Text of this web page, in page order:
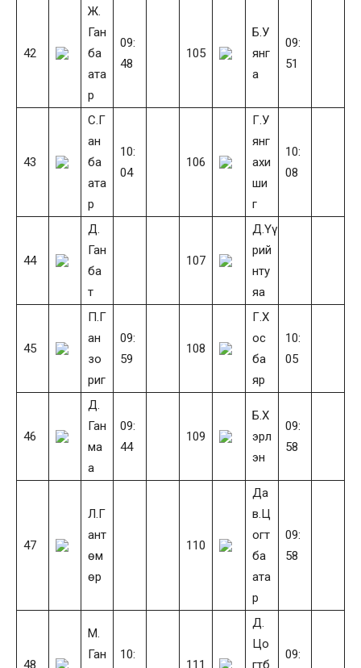
42
Ж.
Ган
ба
ата
р
09:
48
105
Б.У
янг
а
09:
51
43
С.Г
ан
ба
ата
р
10:
04
106
Г.У
янг
ахи
ши
г
10:
08
44
Д.
Ган
ба
т
107
Д.Үү
рий
нту
яа
45
П.Г
ан
зо
риг
09:
59
108
Г.Х
ос
ба
яр
10:
05
46
Д.
Ган
ма
а
09:
44
109
Б.Х
эрл
эн
09:
58
47
Л.Г
ант
өм
өр
110
Да
в.Ц
огт
ба
ата
р
09:
58
48
М.
Ган
10:
111
Д.
Цо
гтб
09: